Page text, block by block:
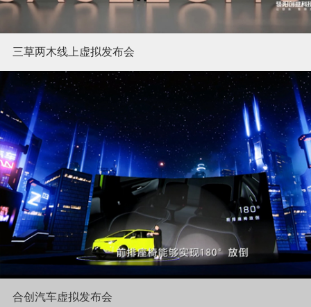
三草两木线上虚拟发布会
合创汽车虚拟发布会